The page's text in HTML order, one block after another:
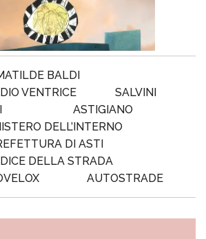
BALDI
VENTRICE
SALVINI
ASTIGIANO
DELL’INTERNO
DI ASTI
DELLA STRADA
AUTOSTRADE